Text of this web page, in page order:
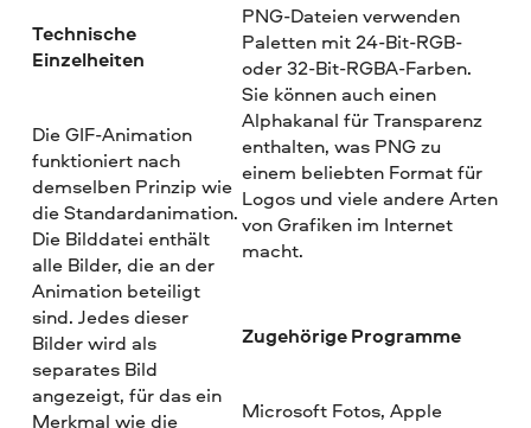
Technische
Einzelheiten
Die GIF-Animation
funktioniert nach
demselben Prinzip wie
die Standardanimation.
Die Bilddatei enthält
alle Bilder, die an der
Animation beteiligt
sind. Jedes dieser
Bilder wird als
separates Bild
angezeigt, für das ein
Merkmal wie die
PNG-Dateien verwenden
Paletten mit 24-Bit-RGB-
oder 32-Bit-RGBA-Farben.
Sie können auch einen
Alphakanal für Transparenz
enthalten, was PNG zu
einem beliebten Format für
Logos und viele andere Arten
von Grafiken im Internet
macht.
Zugehörige Programme
Microsoft Fotos, Apple